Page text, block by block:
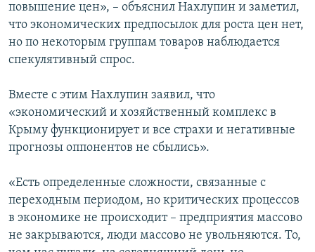
повышение цен», – объяснил Нахлупин и заметил,
что экономических предпосылок для роста цен нет,
но по некоторым группам товаров наблюдается
спекулятивный спрос.
Вместе с этим Нахлупин заявил, что
«экономический и хозяйственный комплекс в
Крыму функционирует и все страхи и негативные
прогнозы оппонентов не сбылись».
«Есть определенные сложности, связанные с
переходным периодом, но критических процессов
в экономике не происходит – предприятия массово
не закрываются, люди массово не увольняются. То,